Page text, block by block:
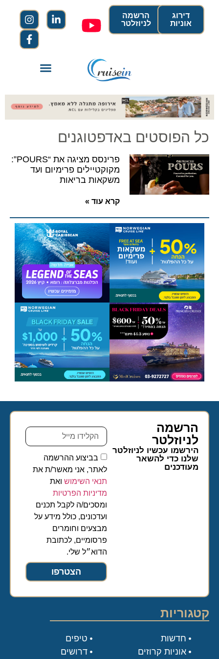
הרשמה
לניוזלטר
דירוג
אוניות
כל הפוסטים באדפטוגנים
פרינסס מציגה את “POURS”:
מקוקטיילים פרימיום ועד
משקאות בריאות
קרא עוד »
הרשמה
לניוזלטר​
הירשמו עכשיו לניוזלטר
שלנו כדי להשאר
מעודכנים
בביצוע ההרשמה
לאתר, אני מאשר/ת את
תנאי השימושואת
מדיניות הפרטיות
ומסכים/ה לקבל תכנים
ועדכונים, כולל מידע על
מבצעים וחומרים
פרסומיים, לכתובת
הדוא״ל שלי.
הצטרפו
קטגוריות
טיפים
דרושים
חדשות
אוניות קרוזים